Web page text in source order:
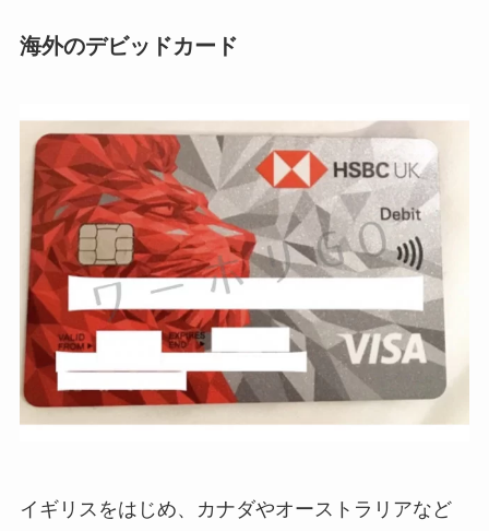
海外のデビッドカード
イギリスをはじめ、カナダやオーストラリアなど